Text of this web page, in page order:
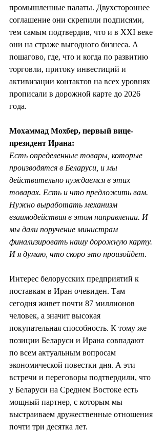
промышленные палаты. Двухстороннее
соглашение они скрепили подписями,
тем самым подтвердив, что и в XXI веке
они на страже выгодного бизнеса. А
пошагово, где, что и когда по развитию
торговли, притоку инвестиций и
активизации контактов на всех уровнях
прописали в дорожной карте до 2026
года.
Мохаммад Мохбер, первый вице-
президент Ирана:
Есть определенные товары, которые
производятся в Беларуси, и мы
действительно нуждаемся в этих
товарах. Есть и что предложить вам.
Нужно выработать механизм
взаимодействия в этом направлении. И
мы дали поручение министрам
финализировать нашу дорожную карту.
И я думаю, что скоро это произойдет.
Интерес белорусских предприятий к
поставкам в Иран очевиден. Там
сегодня живет почти 87 миллионов
человек, а значит высокая
покупательная способность. К тому же
позиции Беларуси и Ирана совпадают
по всем актуальным вопросам
экономической повестки дня. А эти
встречи и переговоры подтвердили, что
у Беларуси на Среднем Востоке есть
мощный партнер, с которым мы
выстраиваем дружественные отношения
почти три десятка лет.